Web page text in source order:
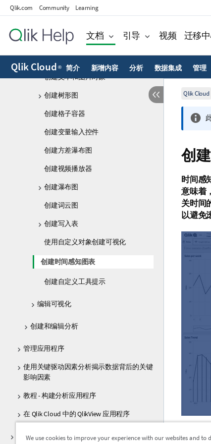
Qlik.com Community Learning
文档 引导 视频 迁移
Qlik Cloud ® 简介 新增内容 分析 数据集成 管理
创建垂直表
创建标签容器
创建文本对象
创建文本和图片对象
创建树形图
创建格子容器
创建变量输入控件
创建方差瀑布图
创建视频播放器
创建瀑布图
创建词云图
创建写入表
使用自定义对象创建可视化
创建时间感知图表
创建自定义工具提示
编辑可视化
创建和编辑分析
管理应用程序
使用关键驱动因素分析揭示数据背后的关键
影响因素
教程 - 构建分析应用程序
在 Qlik Cloud 中的 QlikView 应用程序
分析数据加载和建模
Qlik Cloud
创
时间感
意味着
关时间
以避免
We use cookies to improve your experience with our websites and to